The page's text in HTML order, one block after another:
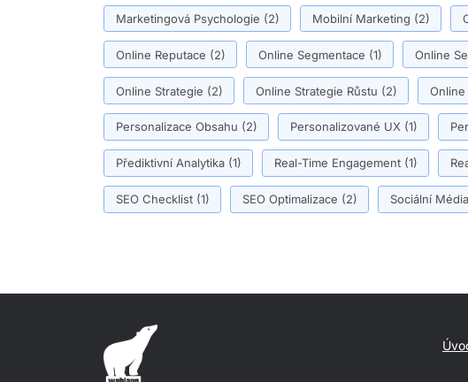
Marketingová Psychologie (2) Mobilní Marketing (2)
Online Reputace (2) Online Segmentace (1) Online
Online Strategie (2) Online Strategie Růstu (2) Online
Personalizace Obsahu (2) Personalizované UX(1)
Přediktivní Analytika(1) Real-Time Engagement(1)
SEO Checklist(1) SEO Optimalizace (2) Sociální Média